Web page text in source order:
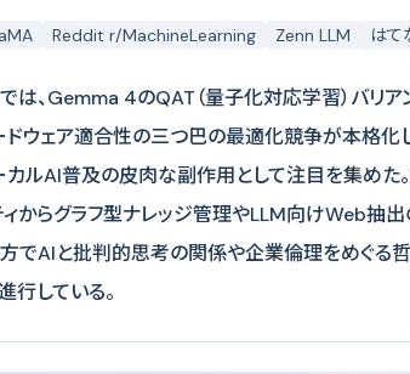
Reddit r/MachineLearning Zenn LLM はて
は、Gemma 4のQAT（量子化対応学習）バリ
ドウェア適合性の三つ巴の最適化競争が本格
ルAI普及の皮肉な副作用として注目を集めた
からグラフ型ナレッジ管理やLLM向けWeb抽
でAIと批判的思考の関係や企業倫理をめぐる
している。